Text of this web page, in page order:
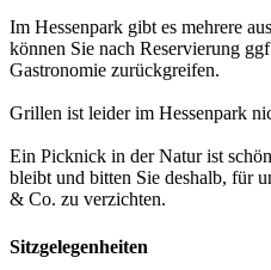
Im Hessenpark gibt es mehrere
können Sie nach Reservierung
Gastronomie zurückgreifen.
Grillen ist leider im Hessenpark
Ein Picknick in der Natur ist
bleibt und bitten Sie deshalb, für
& Co. zu verzichten.
Sitzgelegenheiten